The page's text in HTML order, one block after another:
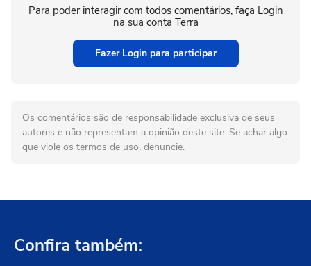
Para poder interagir com todos comentários, faça Login
na sua conta Terra
Fazer Login para participar
Os comentários são de responsabilidade exclusiva de seus
autores e não representam a opinião deste site. Se achar algo
que viole os termos de uso, denuncie.
Confira também: